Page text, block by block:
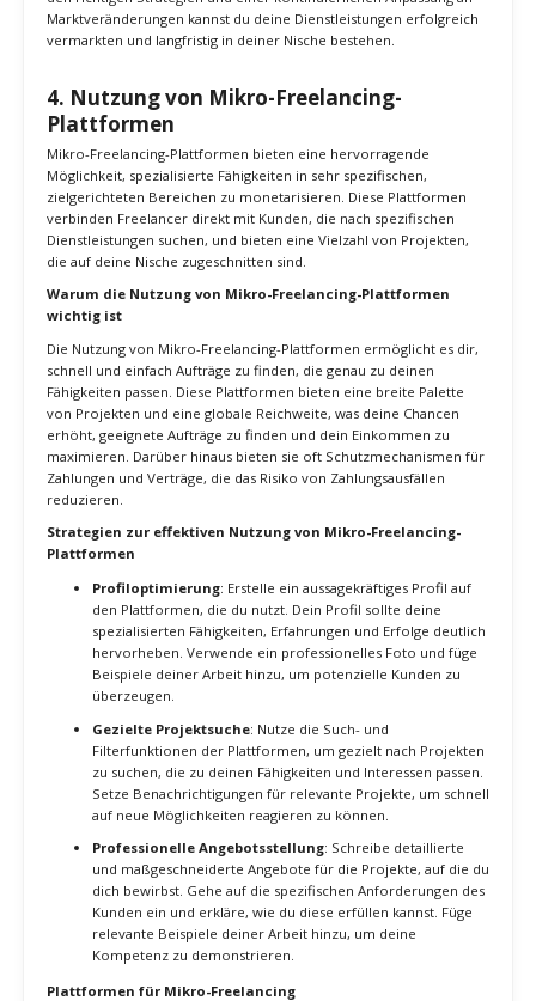
Langfristige Strategien und kontinuierliche Verbesserung
Regelmäßige Analyse und Anpassung: Analysiere
passe sie entsprechend an. Nutze Tools wie Google
Analytics, um den Erfolg deiner Website und deiner
Investition in Marketing: Sei bereit, in professionelle
Marketingressourcen zu investieren, sei es in Form von
bezahlter Werbung, hochwertigen Inhalten oder
professionellen Designern. Diese Investitionen zahlen sich
langfristig aus, indem sie deine Marke stärken und mehr
Kunden anziehen.
Kontinuierliche Weiterentwicklung
Laufenden über die neuesten Marketingtrends und -
techniken. Besuche Schulungen und Workshops, um deine
Marketingfähigkeiten kontinuierlich zu verbessern.
Schlussfolgerung
Die erfolgreiche Vermarktung deiner spezialisierten
Dienstleistungen ist entscheidend, um als Freelancer sichtbar zu
werden und hochwertige Aufträge zu gewinnen. Durch eine
professionelle Online-Präsenz, effektive Content-Marketing-
Strategien und ein starkes Netzwerk kannst du deine Zielgruppe
den richtigen Strategien und einer kontinuierlichen Anpassung an
Marktveränderungen kannst du deine Dienstleistungen erfolgreich
vermarkten und langfristig in deiner Nische bestehen.
4. Nutzung von Mikro-Freelancing-
Plattformen
Mikro-Freelancing-Plattformen bieten eine hervorragende
Möglichkeit, spezialisierte Fähigkeiten in sehr spezifischen,
zielgerichteten Bereichen zu monetarisieren. Diese Plattformen
verbinden Freelancer direkt mit Kunden, die nach spezifischen
Dienstleistungen suchen, und bieten eine Vielzahl von Projekten,
die auf deine Nische zugeschnitten sind.
Warum die Nutzung von Mikro-Freelancing-Plattformen
wichtig ist
Die Nutzung von Mikro-Freelancing-Plattformen ermöglicht es dir,
schnell und einfach Aufträge zu finden, die genau zu deinen